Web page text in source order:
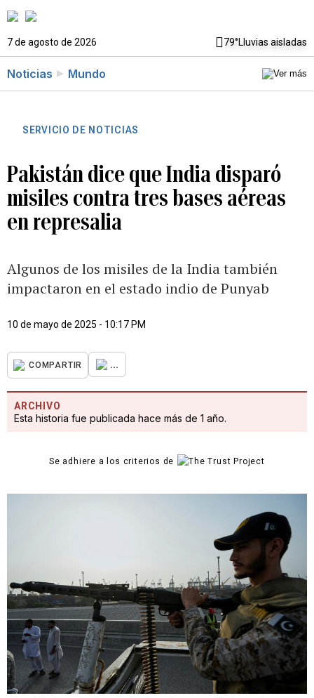
7 de agosto de 2026 79°Lluvias aisladas
Noticias Mundo
SERVICIO DE NOTICIAS
Pakistán dice que India disparó
misiles contra tres bases aéreas
en represalia
Algunos de los misiles de la India también
impactaron en el estado indio de Punyab
10 de mayo de 2025 - 10:17 PM
COMPARTIR ...
ARCHIVO
Esta historia fue publicada hace más de 1 año.
Se adhiere a los criterios de